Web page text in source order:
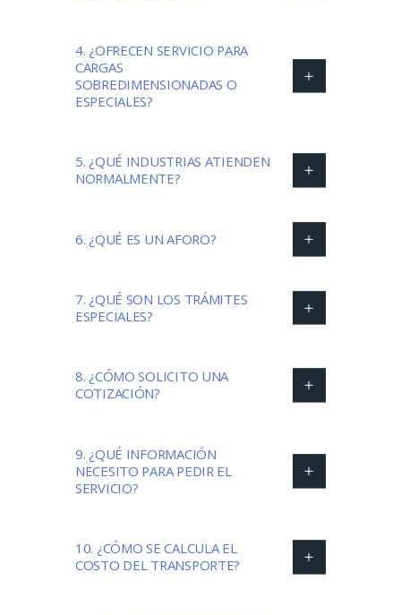
4. ¿OFRECEN SERVICIO PARA
CARGAS
SOBREDIMENSIONADAS O
ESPECIALES?
5. ¿QUÉ INDUSTRIAS ATIENDEN
NORMALMENTE?
6. ¿QUÉ ES UN AFORO?
7. ¿QUÉ SON LOS TRÁMITES
ESPECIALES?
8. ¿CÓMO SOLICITO UNA
COTIZACIÓN?
9. ¿QUÉ INFORMACIÓN
NECESITO PARA PEDIR EL
SERVICIO?
10. ¿CÓMO SE CALCULA EL
COSTO DEL TRANSPORTE?